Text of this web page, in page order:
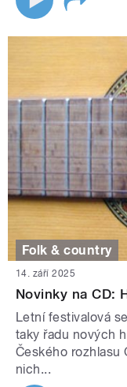
Folk & country
14. září 2025
Novinky na CD:
Letní festivalová
taky řadu nových
Českého rozhlasu
nich...